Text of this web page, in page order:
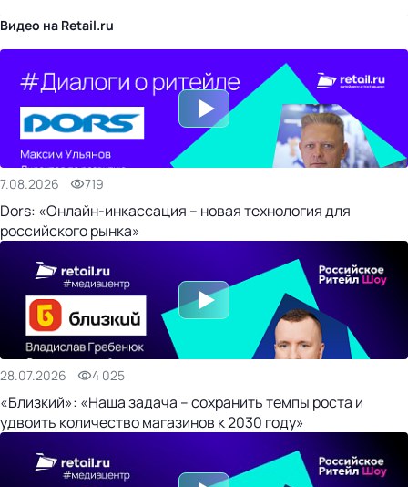
Видео на Retail.ru
7.08.2026 719
Dors: «Онлайн-инкассация – новая технология для
российского рынка»
28.07.2026 4 025
«Близкий»: «Наша задача – сохранить темпы роста и
удвоить количество магазинов к 2030 году»